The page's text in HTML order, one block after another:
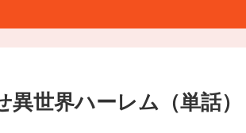
世界ハーレム（単話）